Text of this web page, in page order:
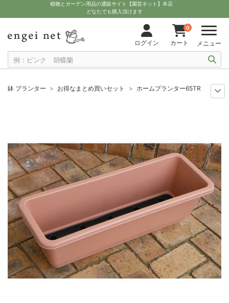
植物とガーデン用品の通販サイト【園芸ネット】本店
どなたでも購入頂けます
ログイン
0
カート メニュー
鉢 プランター お得なまとめ買いセット
ホームプランター65TR 10個セ